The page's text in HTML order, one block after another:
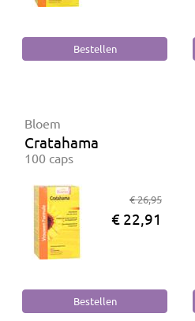
Bloem
Cratahama
100 caps
€ 26,95
€ 22,91